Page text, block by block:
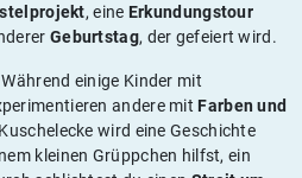
, eine Erkundungstour
Geburtstag, der gefeiert wird.
Während einige Kinder mit
andere mit Farben und
wird eine Geschichte
kleinen Grüppchen hilfst, ein